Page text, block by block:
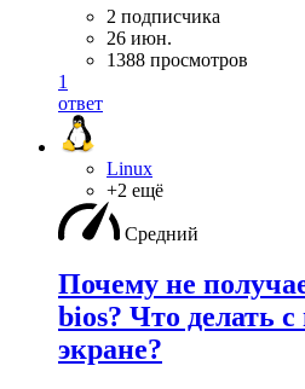
2 подписчика
26 июн.
1388 просмотров
1
ответ
Linux
+2 ещё
Средний
Почему не
bios? Что делать
экране?